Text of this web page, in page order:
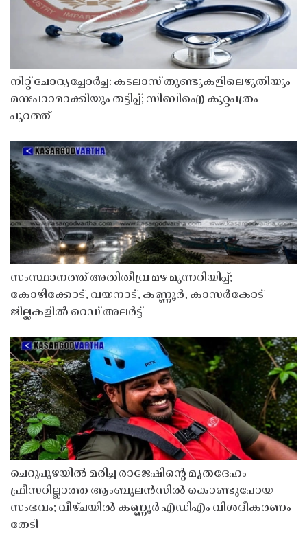
നീറ്റ് ചോദ്യച്ചോർച്ച: കടലാസ് തുണ്ടുകളിലെഴുതിയും
മനഃപാഠമാക്കിയും തട്ടിപ്പ്; സിബിഐ കുറ്റപത്രം
പുറത്ത്
സംസ്ഥാനത്ത് അതിതീവ്ര മഴ മുന്നറിയിപ്പ്;
കോഴിക്കോട്, വയനാട്, കണ്ണൂർ, കാസർകോട്
ജില്ലകളിൽ റെഡ് അലർട്ട്
ചെറുപുഴയിൽ മരിച്ച രാജേഷിൻ്റെ മൃതദേഹം
ഫ്രീസറില്ലാത്ത ആംബുലൻസിൽ കൊണ്ടുപോയ
സംഭവം; വീഴ്ചയിൽ കണ്ണൂർ എഡിഎം വിശദീകരണം
തേടി